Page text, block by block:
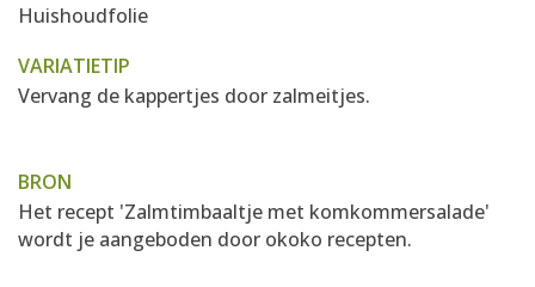
Huishoudfolie
VARIATIETIP
Vervang de kappertjes door zalmeitjes.
BRON
Het recept 'Zalmtimbaaltje met komkommersalade'
wordt je aangeboden door okoko recepten.